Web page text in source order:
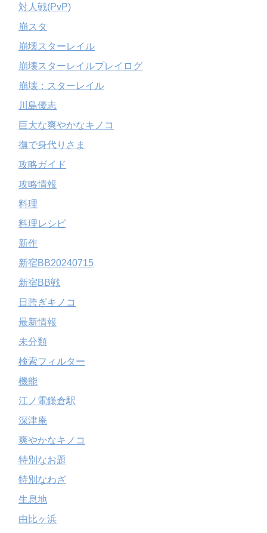
対人戦(PvP)
崩スタ
崩壊スターレイル
崩壊スターレイルプレイログ
崩壊：スターレイル
川島優志
巨大な爽やかなキノコ
撫で身代りさま
攻略ガイド
攻略情報
料理
料理レシピ
新作
新宿BB20240715
新宿BB戦
日跨ぎキノコ
最新情報
未分類
検索フィルター
機能
江ノ電鎌倉駅
深津庵
爽やかなキノコ
特別なお題
特別なわざ
生息地
由比ヶ浜